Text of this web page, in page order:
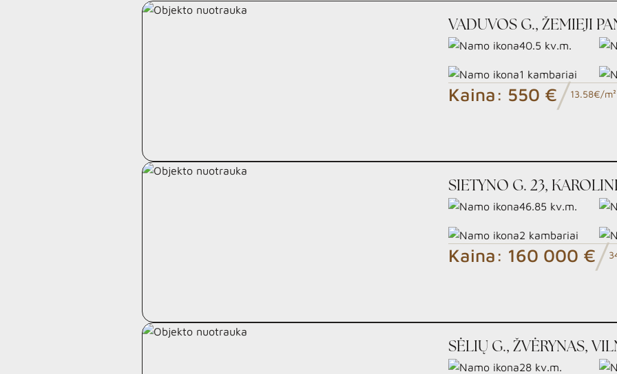
VADUVOS G., ŽEMIEJI
40.5 kv.m.
1 kambariai
Kaina: 550 €/13.58€/m²
SIETYNO G. 23,
46.85 kv.m.
2 kambariai
Kaina: 160 000 €/
SĖLIŲ G., ŽVĖRYNAS,
28 kv.m.